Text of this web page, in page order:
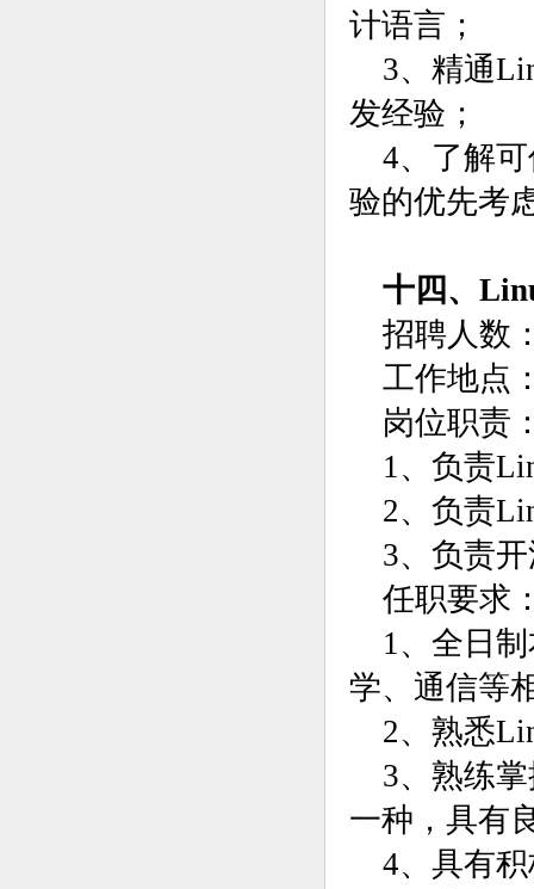
计语言；
3、精通
发经验；
4、了解
验的优先考
十四、
招聘人数
工作地点
岗位职责
1、负责
2、负责
3、负责
任职要求
1、全日
学、通信等
2、熟悉
3、熟练
一种，具有
4、具有